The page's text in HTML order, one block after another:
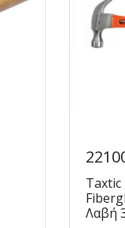
Λαβή